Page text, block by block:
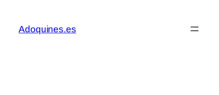
contenido
Adoquines.es